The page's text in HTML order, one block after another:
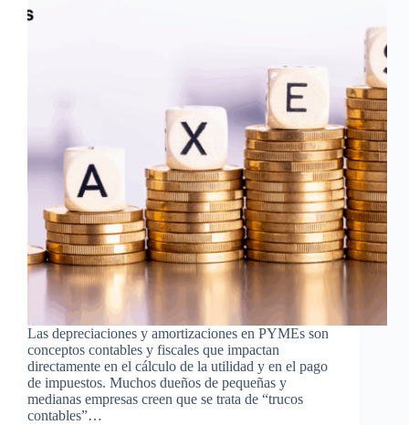
Las depreciaciones y amortizaciones en PYMEs son
conceptos contables y fiscales que impactan
directamente en el cálculo de la utilidad y en el pago
de impuestos. Muchos dueños de pequeñas y
medianas empresas creen que se trata de “trucos
contables”…